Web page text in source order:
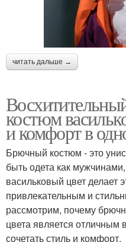
читать дальше →
костюм
и комфорт в
Брючный костюм - это
быть одета как
васильковый цвет делает
привлекательным и
рассмотрим, почему
цвета является отличным
сочетать стиль и комфорт.